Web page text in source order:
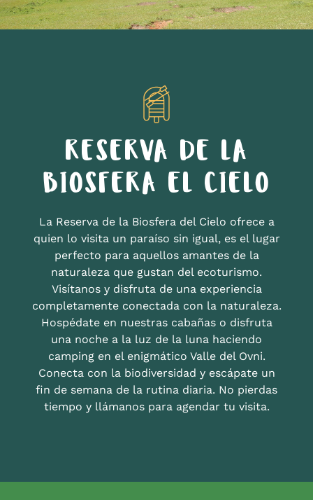
RESERVA DE LA
BIOSFERA EL CIELO
La Reserva de la Biosfera del Cielo ofrece a
quien lo visita un paraíso sin igual, es el lugar
perfecto para aquellos amantes de la
naturaleza que gustan del ecoturismo.
Visítanos y disfruta de una experiencia
completamente conectada con la naturaleza.
Hospédate en nuestras cabañas o disfruta
una noche a la luz de la luna haciendo
camping en el enigmático Valle del Ovni.
Conecta con la biodiversidad y escápate un
fin de semana de la rutina diaria. No pierdas
tiempo y llámanos para agendar tu visita.